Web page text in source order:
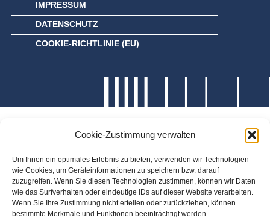
Cookie-Zustimmung verwalten
Um Ihnen ein optimales Erlebnis zu bieten, verwenden wir Technologien
wie Cookies, um Geräteinformationen zu speichern bzw. darauf
zuzugreifen. Wenn Sie diesen Technologien zustimmen, können wir Daten
wie das Surfverhalten oder eindeutige IDs auf dieser Website verarbeiten.
Wenn Sie Ihre Zustimmung nicht erteilen oder zurückziehen, können
bestimmte Merkmale und Funktionen beeinträchtigt werden.
IMPRESSUM
DATENSCHUTZ
COOKIE-RICHTLINIE (EU)